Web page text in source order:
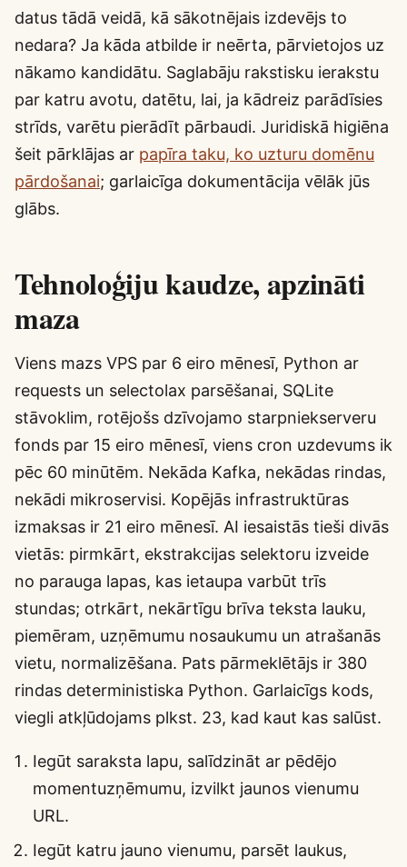
datus tādā veidā, kā sākotnējais izdevējs to
nedara? Ja kāda atbilde ir neērta, pārvietojos uz
nākamo kandidātu. Saglabāju rakstisku ierakstu
par katru avotu, datētu, lai, ja kādreiz parādīsies
strīds, varētu pierādīt pārbaudi. Juridiskā higiēna
šeit pārklājas ar papīra taku, ko uzturu domēnu
pārdošanai; garlaicīga dokumentācija vēlāk jūs
glābs.
Tehnoloģiju kaudze, apzināti
maza
Viens mazs VPS par 6 eiro mēnesī, Python ar
requests un selectolax parsēšanai, SQLite
stāvoklim, rotējošs dzīvojamo starpniekserveru
fonds par 15 eiro mēnesī, viens cron uzdevums ik
pēc 60 minūtēm. Nekāda Kafka, nekādas rindas,
nekādi mikroservisi. Kopējās infrastruktūras
izmaksas ir 21 eiro mēnesī. AI iesaistās tieši divās
vietās: pirmkārt, ekstrakcijas selektoru izveide
no parauga lapas, kas ietaupa varbūt trīs
stundas; otrkārt, nekārtīgu brīva teksta lauku,
piemēram, uzņēmumu nosaukumu un atrašanās
vietu, normalizēšana. Pats pārmeklētājs ir 380
rindas deterministiska Python. Garlaicīgs kods,
viegli atkļūdojams plkst. 23, kad kaut kas salūst.
Iegūt saraksta lapu, salīdzināt ar pēdējo
momentuzņēmumu, izvilkt jaunos vienumu
URL.
Iegūt katru jauno vienumu, parsēt laukus,